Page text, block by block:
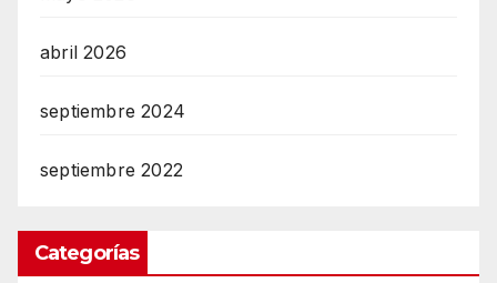
abril 2026
septiembre 2024
septiembre 2022
Categorías